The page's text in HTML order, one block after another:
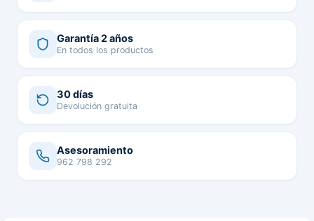
Garantía 2 años
En todos los productos
30 días
Devolución gratuita
Asesoramiento
962 798 292